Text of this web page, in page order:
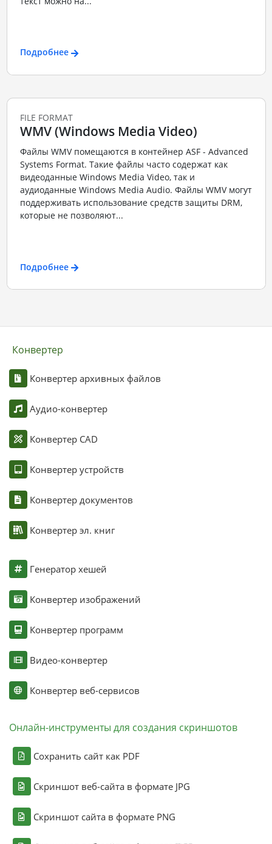
Подробнее
FILE FORMAT
WMV (Windows Media Video)
Файлы WMV помещаются в контейнер ASF - Advanced
Systems Format. Такие файлы часто содержат как
видеоданные Windows Media Video, так и
аудиоданные Windows Media Audio. Файлы WMV могут
поддерживать использование средств защиты DRM,
которые не позволяют...
Подробнее
Конвертер
Конвертер архивных файлов
Аудио-конвертер
Конвертер CAD
Конвертер устройств
Конвертер документов
Конвертер эл. книг
Генератор хешей
Конвертер изображений
Конвертер программ
Видео-конвертер
Конвертер веб-сервисов
Онлайн-инструменты для создания скриншотов
Сохранить сайт как PDF
Скриншот веб-сайта в формате JPG
Скриншот сайта в формате PNG